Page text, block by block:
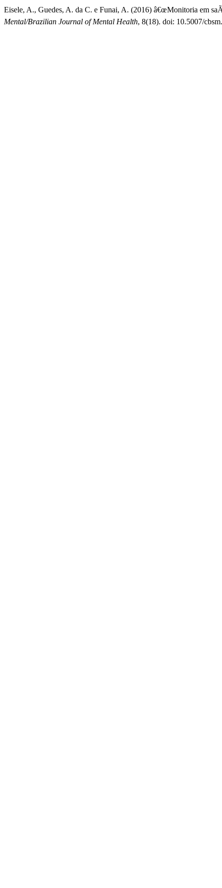
Eisele, A., Guedes, A. da C. e Funai, A. (2016) â€œMonitoria em
Mental/Brazilian Journal of Mental Health, 8(18). doi: 10.5007/